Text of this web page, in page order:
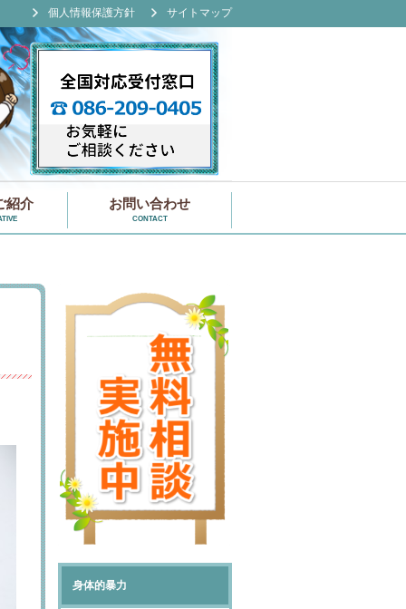
紹介 お問い合わせ
CONTACT
身体的暴力
個人情報保護方針 サイトマップ